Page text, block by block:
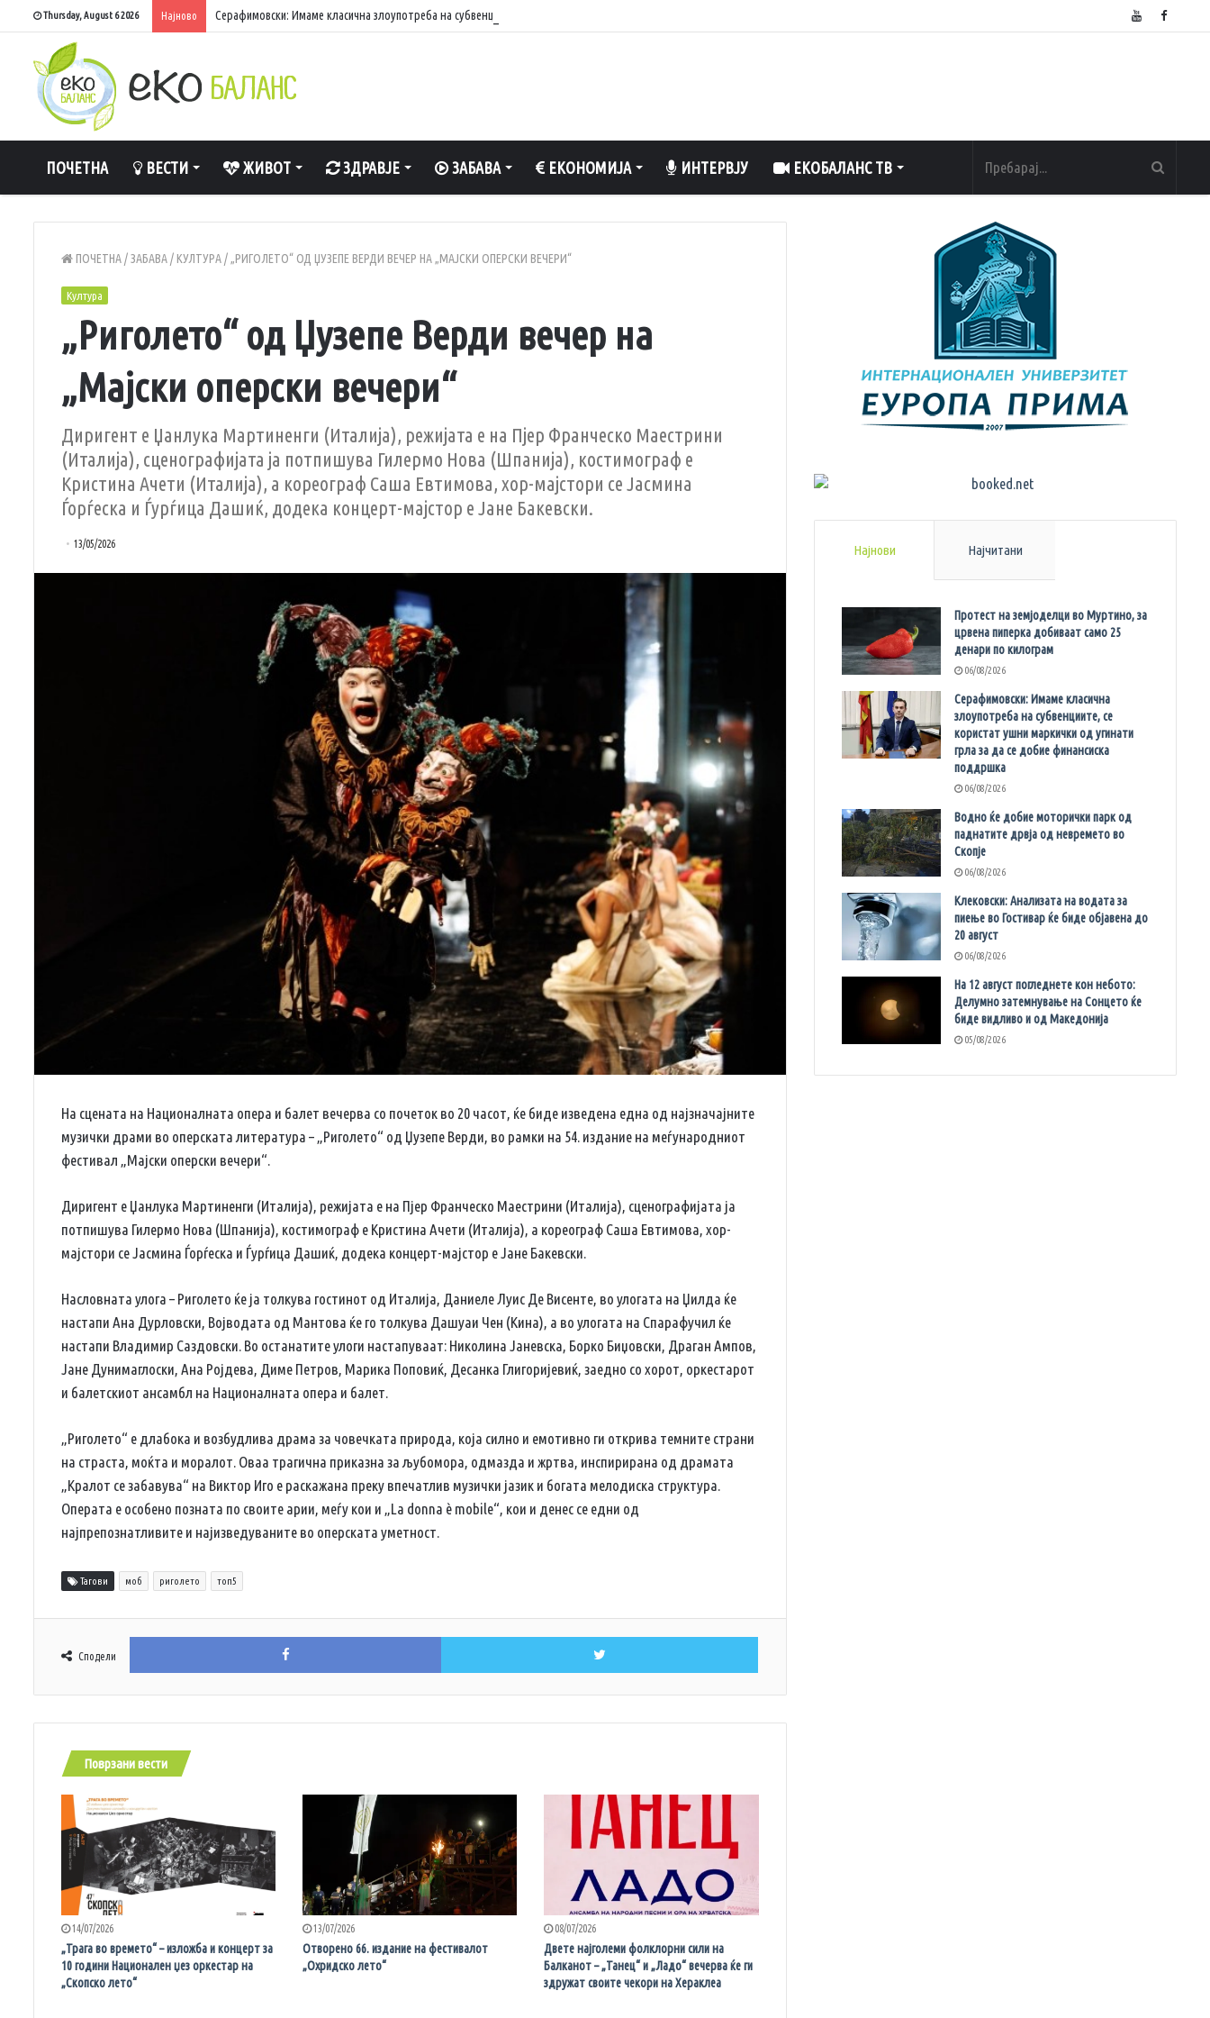
Thursday, August 6 2026 Најново Серафимовски: Имаме класична злоупотреба на субвенциите, се користат ушни маркички од угинати грла за да се добие финансиска поддршка
ПОЧЕТНА ВЕСТИ ЖИВОТ ЗДРАВЈЕ ЗАБАВА ЕКОНОМИЈА ИНТЕРВЈУ ЕКОБАЛАНС ТВ
ПОЧЕТНА/ЗАБАВА/ КУЛТУРА/ „РИГОЛЕТО“ ОД ЏУЗЕПЕ ВЕРДИ ВЕЧЕР НА „МАЈСКИ ОПЕРСКИ ВЕЧЕРИ“
Култура
„Риголето“ од Џузепе Верди вечер на
„Мајски оперски вечери“
Диригент е Џанлука Мартиненги (Италија), режијата е на Пјер Франческо Маестрини
(Италија), сценографијата ја потпишува Гилермо Нова (Шпанија), костимограф е
Кристина Ачети (Италија), а кореограф Саша Евтимова, хор-мајстори се Јасмина
Ѓорѓеска и Ѓурѓица Дашиќ, додека концерт-мајстор е Јане Бакевски.
13/05/2026
На сцената на Националната опера и балет вечерва со почеток во 20 часот, ќе биде изведена една од најзначајните
музички драми во оперската литература – „Риголето“ од Џузепе Верди, во рамки на 54. издание на меѓународниот
фестивал „Мајски оперски вечери“.
Диригент е Џанлука Мартиненги (Италија), режијата е на Пјер Франческо Маестрини (Италија), сценографијата ја
потпишува Гилермо Нова (Шпанија), костимограф е Кристина Ачети (Италија), а кореограф Саша Евтимова, хор-
мајстори се Јасмина Ѓорѓеска и Ѓурѓица Дашиќ, додека концерт-мајстор е Јане Бакевски.
Насловната улога – Риголето ќе ја толкува гостинот од Италија, Даниеле Луис Де Висенте, во улогата на Џилда ќе
настапи Ана Дурловски, Војводата од Мантова ќе го толкува Дашуаи Чен (Кина), а во улогата на Спарафучил ќе
настапи Владимир Саздовски. Во останатите улоги настапуваат: Николина Јаневска, Борко Биџовски, Драган Ампов,
Јане Дунимаглоски, Ана Ројдева, Диме Петров, Марика Поповиќ, Десанка Глигоријевиќ, заедно со хорот, оркестарот
и балетскиот ансамбл на Националната опера и балет.
„Риголето“ е длабока и возбудлива драма за човечката природа, која силно и емотивно ги открива темните страни
на страста, моќта и моралот. Оваа трагична приказна за љубомора, одмазда и жртва, инспирирана од драмата
„Кралот се забавува“ на Виктор Иго е раскажана преку впечатлив музички јазик и богата мелодиска структура.
Операта е особено позната по своите арии, меѓу кои и „La donna è mobile“, кои и денес се едни од
најпрепознатливите и најизведуваните во оперската уметност.
Тагови моб риголето топ5
Сподели
Facebook Twitter
Поврзани вести
14/07/2026
„Трага во времето“ – изложба и концерт за
10 години Национален џез оркестар на
„Скопско лето“
13/07/2026
Отворено 66. издание на фестивалот
„Охридско лето“
08/07/2026
Двете најголеми фолклорни сили на
Балканот – „Танец“ и „Ладо“ вечерва ќе ги
здружат своите чекори на Хераклеа
Најнови Најчитани
Протест на земјоделци во Муртино, за
црвена пиперка добиваат само 25
денари по килограм
06/08/2026
Серафимовски: Имаме класична
злоупотреба на субвенциите, се
користат ушни маркички од угинати
грла за да се добие финансиска
поддршка
06/08/2026
Водно ќе добие моторички парк од
паднатите дрвја од невремето во
Скопје
06/08/2026
Клековски: Анализата на водата за
пиење во Гостивар ќе биде објавена до
20 август
06/08/2026
На 12 август погледнете кон небото:
Делумно затемнување на Сонцето ќе
биде видливо и од Македонија
05/08/2026